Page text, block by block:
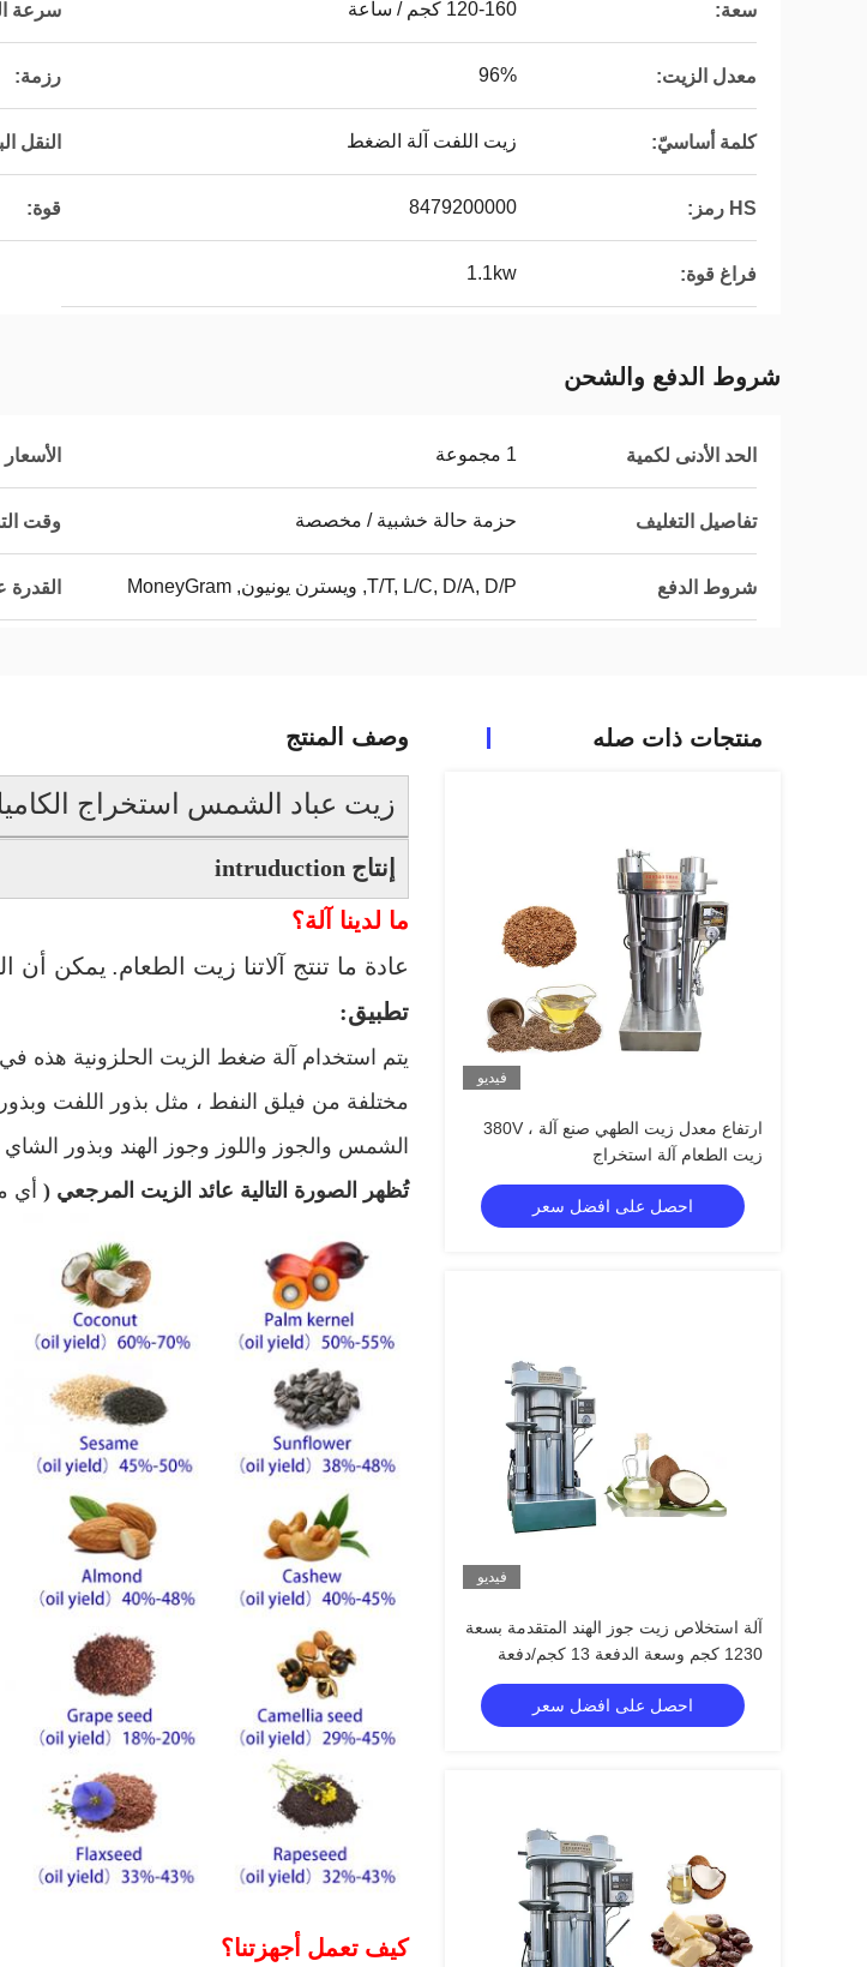
سعة: 120-160 كجم / ساعة سرعة
معدل الزيت: 96% رزمة:
كلمة أساسيّ: زيت اللفت آلة الضغط النقل
HS رمز: 8479200000 قوة:
فراغ قوة: 1.1kw
شروط الدفع والشحن
الحد الأدنى لكمية 1 مجموعة الأسعار
تفاصيل التغليف حزمة حالة خشبية / مخصصة وقت
شروط الدفع T/T, L/C, D/A, D/P, ويسترن يونيون, MoneyGram
منتجات ذات صله
فيديو
ارتفاع معدل زيت الطهي صنع آلة ، 380V
زيت الطعام آلة استخراج
احصل على افضل سعر
فيديو
آلة استخلاص زيت جوز الهند المتقدمة بسعة
1230 كجم وسعة الدفعة 13 كجم/دفعة
احصل على افضل سعر
وصف المنتج
زيت عباد الشمس استخراج
إنتاج intruduction
ما لدينا آلة؟
عادة ما تنتج آلاتنا زيت الطعام. يمكن أن
تطبيق:
يتم استخدام آلة ضغط الزيت الحلزونية هذه
مختلفة من فيلق النفط ، مثل بذور اللفت
الشمس والجوز واللوز وجوز الهند وبذور الشاي
تُظهر الصورة التالية عائد الزيت المرجعي ( أي
كيف تعمل أجهزتنا؟